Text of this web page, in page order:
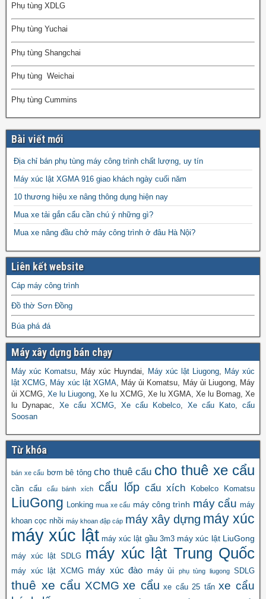
Phụ tùng XDLG
Phụ tùng Yuchai
Phụ tùng Shangchai
Phụ tùng Weichai
Phụ tùng Cummins
Bài viết mới
Địa chỉ bán phụ tùng máy công trình chất lượng, uy tín
Máy xúc lật XGMA 916 giao khách ngày cuối năm
10 thương hiệu xe nâng thông dụng hiện nay
Mua xe tải gắn cẩu cần chú ý những gì?
Mua xe nâng đầu chở máy công trình ở đâu Hà Nội?
Liên kết website
Cáp máy công trình
Đồ thờ Sơn Đồng
Búa phá đá
Máy xây dựng bán chạy
Máy xúc Komatsu , Máy xúc Huyndai, Máy xúc lật Liugong,
Máy xúc
lật XCMG
Máy xúc lật XGMA, Máy ủi Komatsu, Máy ủi Liugong, Máy
ủi XCMG,Xe lu Liugong , Xe lu XCMG, Xe lu XGMA, Xe lu Bomag, Xe
lu Dynapac, Xe cẩu XCMG Xe cẩu Kobelco Xe cẩu Kato
cẩu
Soosan
Từ khóa
bán xe cẩu bơm bê tông cho thuê cẩu cho thuê xe cẩu
cần cẩu cẩu bánh xích cẩu lốp cẩu xích Kobelco Komatsu
LiuGong Lonking mua xe cẩu máy công trình máy cẩu máy
khoan cọc nhồi máy khoan đập cáp máy xây dựng máy xúc
máy xúc lật máy xúc lật gầu 3m3 máy xúc lật LiuGong
máy xúc lật SDLG máy xúc lật Trung Quốc
máy xúc lật XCMG máy xúc đào máy ủi phụ tùng liugong SDLG
thuê xe cẩu XCMG xe cẩu xe cẩu 25 tấn xe cẩu